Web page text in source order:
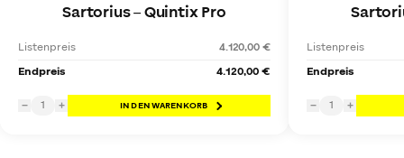
Sartorius–Quintix Pro
Listenpreis
4.120,00 €
Endpreis
4.120,00 €
− 1 + IN DEN WARENKORB
Listenpreis
Endpreis
− 1 +